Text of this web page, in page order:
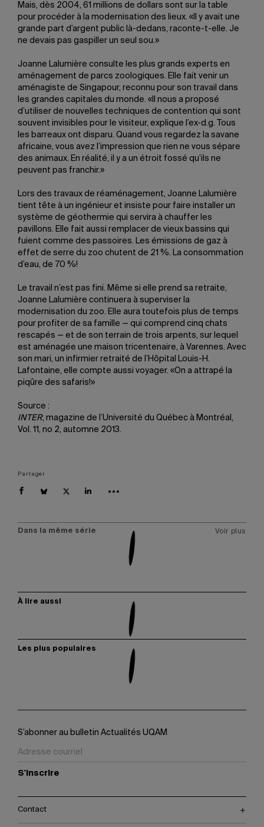
Mais, dès 2004, 61 millions de dollars sont sur la table
pour procéder à la modernisation des lieux. «Il y avait une
grande part d’argent public là-dedans, raconte-t-elle. Je
ne devais pas gaspiller un seul sou.»
Joanne Lalumière consulte les plus grands experts en
aménagement de parcs zoologiques. Elle fait venir un
aménagiste de Singapour, reconnu pour son travail dans
les grandes capitales du monde. «Il nous a proposé
d’utiliser de nouvelles techniques de contention qui sont
souvent invisibles pour le visiteur, explique l’ex-d.g. Tous
les barreaux ont disparu. Quand vous regardez la savane
africaine, vous avez l’impression que rien ne vous sépare
des animaux. En réalité, il y a un étroit fossé qu’ils ne
peuvent pas franchir.»
Lors des travaux de réaménagement, Joanne Lalumière
tient tête à un ingénieur et insiste pour faire installer un
système de géothermie qui servira à chauffer les
pavillons. Elle fait aussi remplacer de vieux bassins qui
fuient comme des passoires. Les émissions de gaz à
effet de serre du zoo chutent de 21 %. La consommation
d’eau, de 70 %!
Le travail n’est pas fini. Même si elle prend sa retraite,
Joanne Lalumière continuera à superviser la
modernisation du zoo. Elle aura toutefois plus de temps
pour profiter de sa famille — qui comprend cinq chats
rescapés — et de son terrain de trois arpents, sur lequel
est aménagée une maison tricentenaire, à Varennes. Avec
son mari, un infirmier retraité de l’Hôpital Louis-H.
Lafontaine, elle compte aussi voyager. «On a attrapé la
piqûre des safaris!»
Source :
INTER, magazine de l’Université du Québec à Montréal,
Vol. 11, no 2, automne 2013.
Partager
Dans la même série Voir plus
À lire aussi
Les plus populaires
S’abonner au bulletin Actualités UQAM
S'inscrire
Contact